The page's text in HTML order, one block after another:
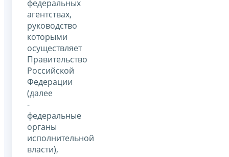
федеральных
агентствах,
руководство
которыми
осуществляет
Правительство
Российской
Федерации
(далее
-
федеральные
органы
исполнительной
власти),